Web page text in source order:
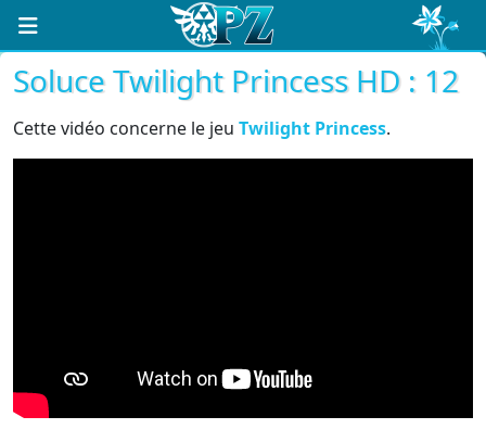
Soluce Twilight Princess HD : 12
Cette vidéo concerne le jeu Twilight Princess.